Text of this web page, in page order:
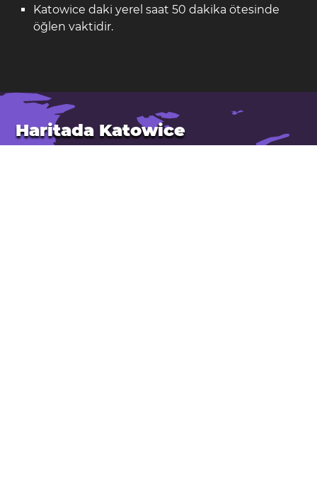
Katowice daki yerel saat 50 dakika ötesinde
öğlen vaktidir.
Haritada Katowice